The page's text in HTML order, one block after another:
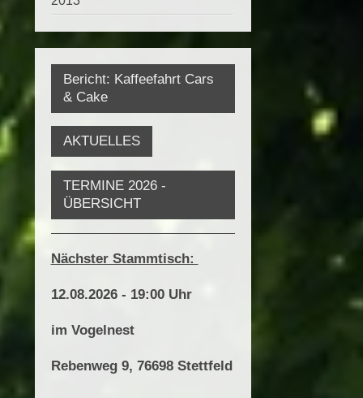
Bericht: Kaffeefahrt Cars
& Cake
AKTUELLES
TERMINE 2026 -
ÜBERSICHT
Nächster Stammtisch:
12.08.2026 - 19:00 Uhr
im Vogelnest
Rebenweg 9, 76698 Stettfeld